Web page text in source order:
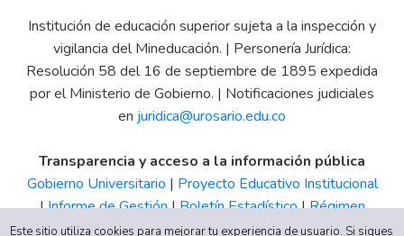
Institución de educación superior sujeta a la inspección y
vigilancia del Mineducación. | Personería Jurídica:
Resolución 58 del 16 de septiembre de 1895 expedida
por el Ministerio de Gobierno. | Notificaciones judiciales
en juridica@urosario.edu.co
Transparencia y acceso a la información pública
Gobierno Universitario | Proyecto Educativo Institucional
|Informe de Gestión|Boletín Estadístico|Régimen
Tributario|Estados Financieros |Código de Ética| Canal
Este sitio utiliza cookies para mejorar tu experiencia de usuario. Si sigues